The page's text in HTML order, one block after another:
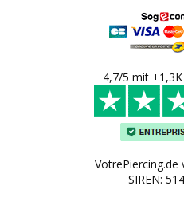
4,7/5 mit +1,3K
VotrePiercing.de
SIREN: